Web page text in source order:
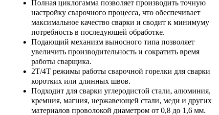
Полная циклогамма позволяет производить точную
настройку сварочного процесса, что обеспечивает
максимальное качество сварки и сводит к минимуму
потребность в последующей обработке.
Подающий механизм выносного типа позволяет
увеличить производительность и сократить время
работы сварщика.
2Т/4Т режимы работы сварочной горелки для сварки
коротких или длинных швов.
Подходит для сварки углеродистой стали, алюминия,
кремния, магния, нержавеющей стали, меди и других
материалов проволокой диаметром от 0,8 до 1,6 мм.